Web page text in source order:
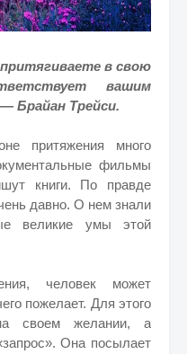
в свою
вашим
Брайан Трейси.
притяжения много
фильмы
книги. По правде
давно. О нем знали
великие умы этой
человек может
пожелает. Для этого
своем желании, а
Она посылает